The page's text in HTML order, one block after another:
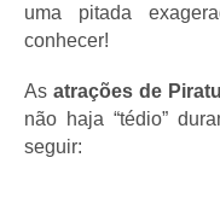
uma pitada
conhecer!
As atrações de
não haja “tédio”
seguir: